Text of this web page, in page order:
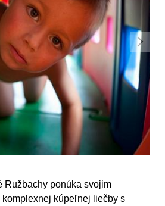
Ružbachy ponúka svojim
komplexnej kúpeľnej liečby s